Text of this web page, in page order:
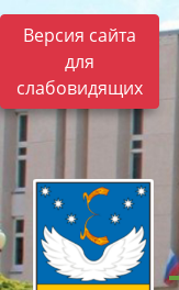
Версия сайта
для
слабовидящих